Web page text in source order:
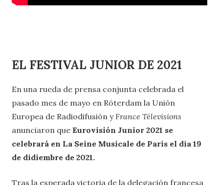
EL FESTIVAL JUNIOR DE 2021
En una rueda de prensa conjunta celebrada el
pasado mes de mayo en Róterdam la Unión
Europea de Radiodifusión yFrance Télevisions
anunciaron que Eurovisión Junior 2021 se
celebrará en La Seine Musicale de París el día 19
de didiembre de 2021.
Tras la esperada victoria de la delegación francesa